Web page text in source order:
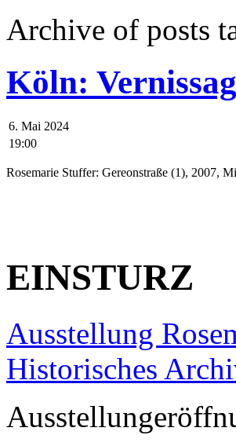
Archive of posts
Köln:
6. Mai 2024
19:00
Rosemarie Stuffer: Gereonstraße (1), 2007,
EINSTURZ
Ausstellung
Historisches